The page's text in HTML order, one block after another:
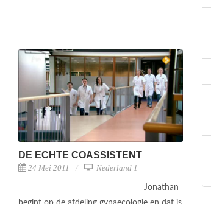
DE ECHTE COASSISTENT
24 Mei 2011 Nederland 1
Jonathan